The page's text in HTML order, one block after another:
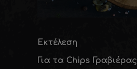
Εκτέλεση
Για τα Chips Γραβιέρας